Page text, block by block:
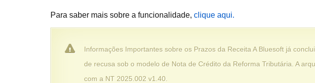
Para saber mais sobre a funcionalidade, clique aqui.
Informações Importantes sobre os Prazos da Receita A Bluesoft já
de recusa sob o modelo de Nota de Crédito da Reforma Tributária. A
com a NT 2025.002 v1.40.